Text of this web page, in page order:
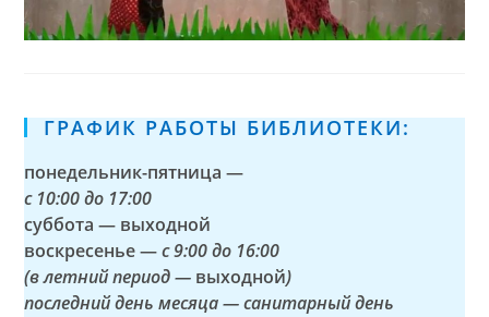
ГРАФИК РАБОТЫ БИБЛИОТЕКИ:
понедельник-пятница —
с 10:00 до 17:00
суббота — выходной
воскресенье —с 9:00 до 16:00
(в летний период — выходной)
последний день месяца — санитарный день